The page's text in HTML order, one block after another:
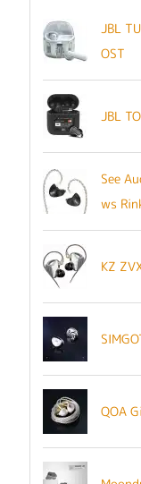
JBL
OST
JBL
See
ws
KZ
QOA